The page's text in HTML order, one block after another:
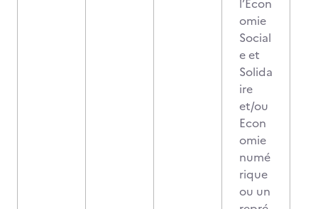
l’Econ
omie
Social
e et
Solida
ire
et/ou
Econ
omie
numé
rique
ou un